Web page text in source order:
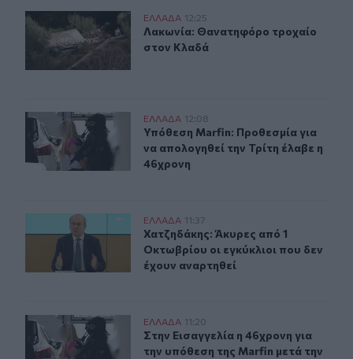
Λακωνία: Θανατηφόρο τροχαίο στον Κλαδά
ΕΛΛAΔΑ 12:25
Λακωνία: Θανατηφόρο τροχαίο
Λακωνία: Θανατηφόρο τροχαίο
στον Κλαδά
Υπόθεση Marfin: Προθεσμία για να απολογηθεί την
ΕΛΛAΔΑ 12:08
Υπόθεση Marfin: Προθεσμία για να
Υπόθεση Marfin: Προθεσμία για
να απολογηθεί την Τρίτη έλαβε η
46χρονη
Χατζηδάκης: Άκυρες από 1 Οκτωβρίου οι εγκύκλιοι που
ΕΛΛAΔΑ 11:37
Χατζηδάκης: Άκυρες από 1
Χατζηδάκης: Άκυρες από 1
Οκτωβρίου οι εγκύκλιοι που δεν
έχουν αναρτηθεί
Στην Εισαγγελία η 46χρονη για την υπόθεση της Marfin
ΕΛΛAΔΑ 11:20
Στην Εισαγγελία η 46χρονη για
Στην Εισαγγελία η 46χρονη για
την υπόθεση της Marfin μετά την